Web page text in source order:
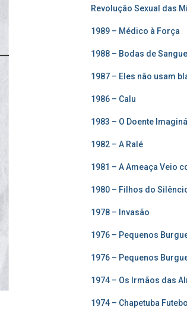
Revolução Sexual das
1989 – Médico à Força
1988 – Bodas de Sangue
1987 – Eles não usam
1986 – Calu
1983 – O Doente
1982 – A Ralé
1981 – A Ameaça Veio
1980 – Filhos do
1978 – Invasão
1976 – Pequenos
1976 – Pequenos
1974 – Os Irmãos das
1974 – Chapetuba